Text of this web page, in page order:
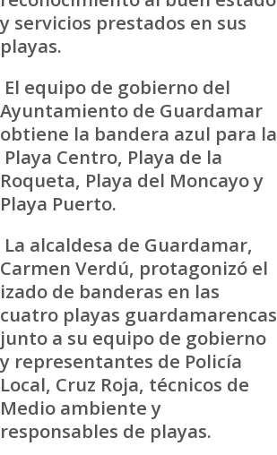
y servicios prestados en sus
playas.
El equipo de gobierno del
Ayuntamiento de Guardamar
obtiene la bandera azul para la
Playa Centro, Playa de la
Roqueta, Playa del Moncayo y
Playa Puerto.
La alcaldesa de Guardamar,
Carmen Verdú, protagonizó el
izado de banderas en las
cuatro playas guardamarencas
junto a su equipo de gobierno
y representantes de Policía
Local, Cruz Roja, técnicos de
Medio ambiente y
responsables de playas.